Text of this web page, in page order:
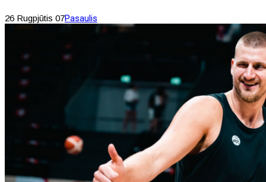
26 Rugpjūtis 07Pasaulis